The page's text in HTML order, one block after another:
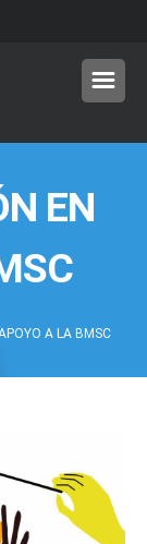
EN
A LA BMSC